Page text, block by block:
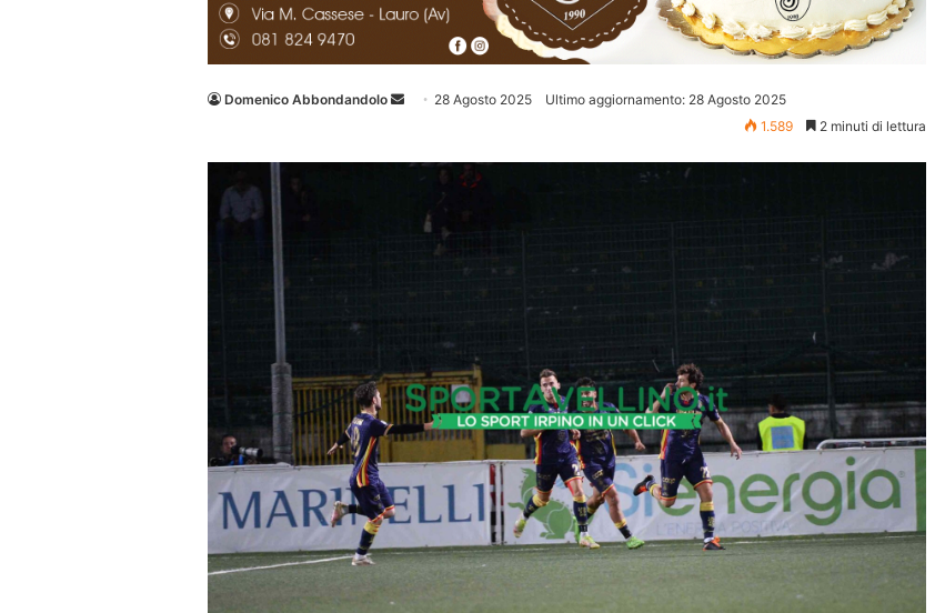
Domenico Abbondandolo
Invia 28 Agosto 2025
Ultimo aggiornamento: 28 Agosto 2025
1.589
2 minuti di lettura